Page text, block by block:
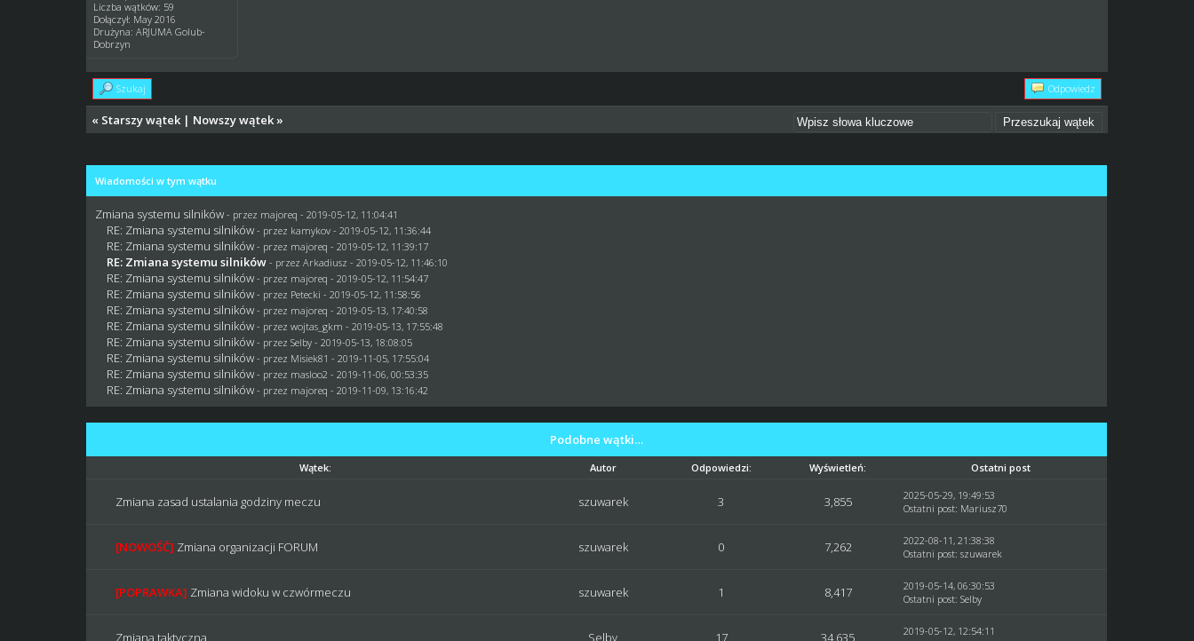
Liczba wątków: 59
Dołączył: May 2016
Drużyna: ARJUMA Golub-
Dobrzyn
Szukaj Odpowiedz
« Starszy wątek | Nowszy wątek »
Wiadomości w tym wątku
Zmiana systemu silników - przez majoreq - 2019-05-12, 11:04:41
RE: Zmiana systemu silników - przez kamykov - 2019-05-12, 11:36:44
RE: Zmiana systemu silników - przez majoreq - 2019-05-12, 11:39:17
RE: Zmiana systemu silników - przezArkadiusz - 2019-05-12, 11:46:10
RE: Zmiana systemu silników - przez majoreq - 2019-05-12, 11:54:47
RE: Zmiana systemu silników - przez Petecki - 2019-05-12, 11:58:56
RE: Zmiana systemu silników - przez majoreq - 2019-05-13, 17:40:58
RE: Zmiana systemu silników - przezwojtas_gkm - 2019-05-13, 17:55:48
RE: Zmiana systemu silników - przezSelby - 2019-05-13, 18:08:05
RE: Zmiana systemu silników - przez Misiek81 - 2019-11-05, 17:55:04
RE: Zmiana systemu silników - przez masloo2 - 2019-11-06, 00:53:35
RE: Zmiana systemu silników - przez majoreq - 2019-11-09, 13:16:42
Podobne wątki…
Wątek: Autor Odpowiedzi: Wyświetleń: Ostatni post
Zmiana zasad ustalania godziny meczu szuwarek 3 3,855
2025-05-29, 19:49:53
Ostatni post: Mariusz70
[NOWOŚĆ] Zmiana organizacji FORUM szuwarek 0 7,262
2022-08-11, 21:38:38
Ostatni post:szuwarek
[POPRAWKA] Zmiana widoku w czwórmeczu szuwarek 1 8,417
2019-05-14, 06:30:53
Ostatni post:Selby
Zmiana taktyczna Selby 17 34,635
2019-05-12, 12:54:11